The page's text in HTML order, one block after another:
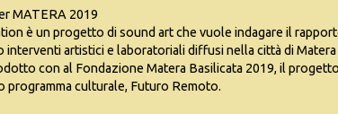
MATERA 2019
è un progetto di sound art che vuole indagare il
artistici e laboratoriali diffusi nella città di Matera
con al Fondazione Matera Basilicata 2019, il
programma culturale, Futuro Remoto.